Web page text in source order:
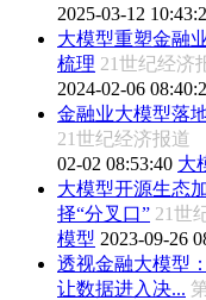
2025-03-12
大模型重塑金融
梳理 21世纪经
2024-02-06
金融业大模型落
21世纪经济报道
02-02 08:53:40 大
大模型开源生态
择“分叉口” 21世
模型 2023-09-26
透视金融大模型
让数据进入决...